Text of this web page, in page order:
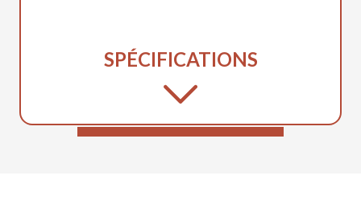
SPÉCIFICATIONS